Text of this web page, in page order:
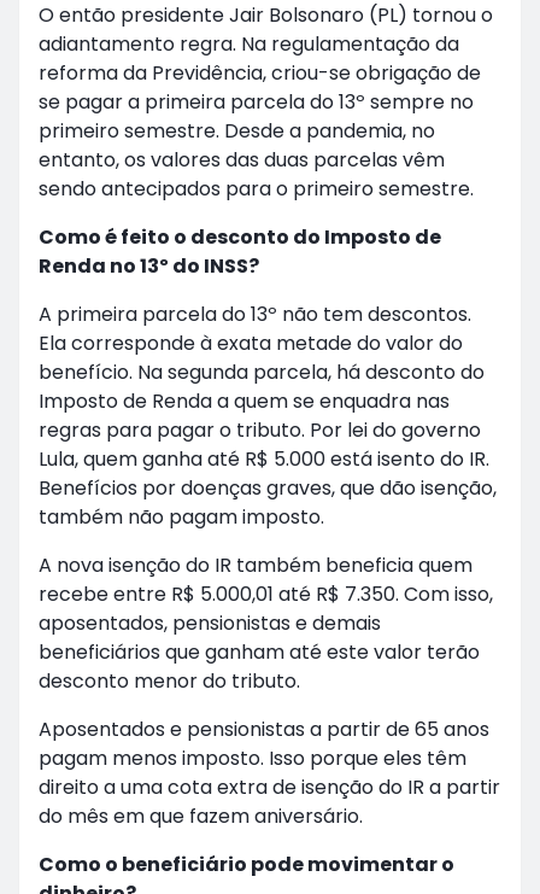
O então presidente Jair Bolsonaro (PL) tornou o
adiantamento regra. Na regulamentação da
reforma da Previdência, criou-se obrigação de
se pagar a primeira parcela do 13º sempre no
primeiro semestre. Desde a pandemia, no
entanto, os valores das duas parcelas vêm
sendo antecipados para o primeiro semestre.
Como é feito o desconto do Imposto de
Renda no 13º do INSS?
A primeira parcela do 13º não tem descontos.
Ela corresponde à exata metade do valor do
benefício. Na segunda parcela, há desconto do
Imposto de Renda a quem se enquadra nas
regras para pagar o tributo. Por lei do governo
Lula, quem ganha até R$ 5.000 está isento do IR.
Benefícios por doenças graves, que dão isenção,
também não pagam imposto.
A nova isenção do IR também beneficia quem
recebe entre R$ 5.000,01 até R$ 7.350. Com isso,
aposentados, pensionistas e demais
beneficiários que ganham até este valor terão
desconto menor do tributo.
Aposentados e pensionistas a partir de 65 anos
pagam menos imposto. Isso porque eles têm
direito a uma cota extra de isenção do IR a partir
do mês em que fazem aniversário.
Como o beneficiário pode movimentar o